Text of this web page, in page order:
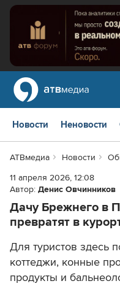
Новости Неновости
АТВмедиа Новости
11 апреля 2026, 12:08
Автор: Денис Овчинников
Дачу Брежнего в
превратят в
Для туристов здесь
коттеджи, конные
продукты и